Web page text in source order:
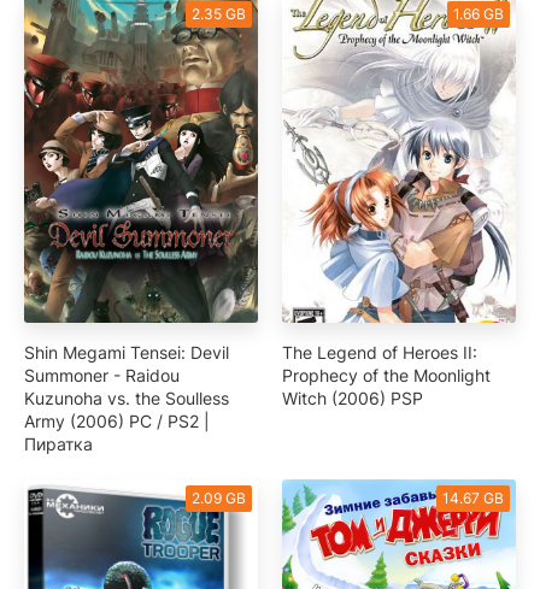
2.35 GB
Shin Megami Tensei: Devil
Summoner - Raidou
Kuzunoha vs. the Soulless
Army (2006) PC / PS2 |
Пиратка
1.66 GB
The Legend of Heroes II:
Prophecy of the Moonlight
Witch (2006) PSP
2.09 GB 14.67 GB